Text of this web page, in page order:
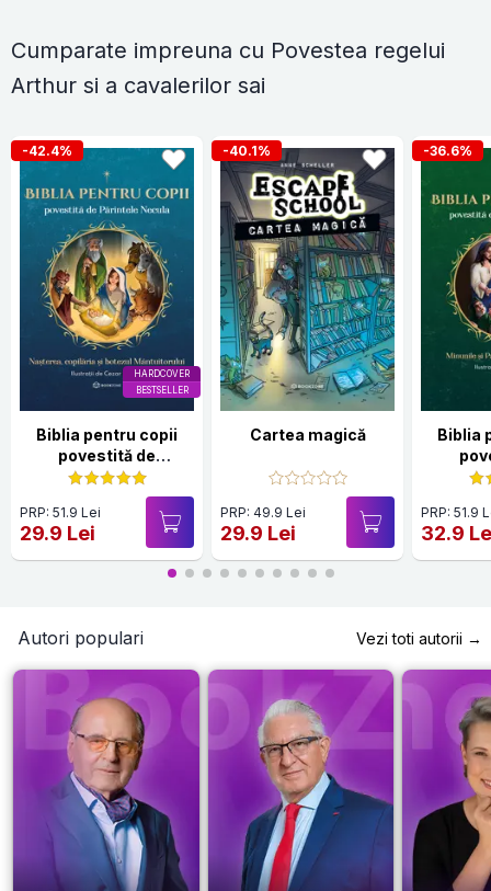
Cumparate impreuna cu Povestea regelui
Arthur si a cavalerilor sai
HARDCOVER
BESTSELLER
-42.4%
Biblia pentru copii
povestită de
Părintele Necula Vol. I
PRP: 51.9 Lei
29.9 Lei
-40.1%
Cartea magică
PRP: 49.9 Lei
29.9 Lei
-36.6%
Biblia
PRP: 51.9
32.9
Autori populari Vezi toti autorii →